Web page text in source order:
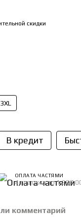
скидки
3XL
В кредит
ОПЛАТА ЧАСТЯМИ
4 платежа по 1
комментарий